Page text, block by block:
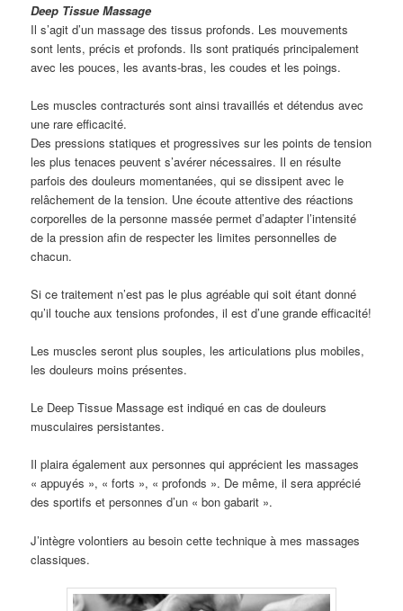
Deep Tissue Massage
Il s’agit d’un massage des tissus profonds. Les mouvements
sont lents, précis et profonds. Ils sont pratiqués principalement
avec les pouces, les avants-bras, les coudes et les poings.
Les muscles contracturés sont ainsi travaillés et détendus avec
une rare efficacité.
Des pressions statiques et progressives sur les points de tension
les plus tenaces peuvent s’avérer nécessaires. Il en résulte
parfois des douleurs momentanées, qui se dissipent avec le
relâchement de la tension. Une écoute attentive des réactions
corporelles de la personne massée permet d’adapter l’intensité
de la pression afin de respecter les limites personnelles de
chacun.
Si ce traitement n’est pas le plus agréable qui soit étant donné
qu’il touche aux tensions profondes, il est d’une grande efficacité!
Les muscles seront plus souples, les articulations plus mobiles,
les douleurs moins présentes.
Le Deep Tissue Massage est indiqué en cas de douleurs
musculaires persistantes.
Il plaira également aux personnes qui apprécient les massages
« appuyés », « forts », « profonds ». De même, il sera apprécié
des sportifs et personnes d’un « bon gabarit ».
J’intègre volontiers au besoin cette technique à mes massages
classiques.